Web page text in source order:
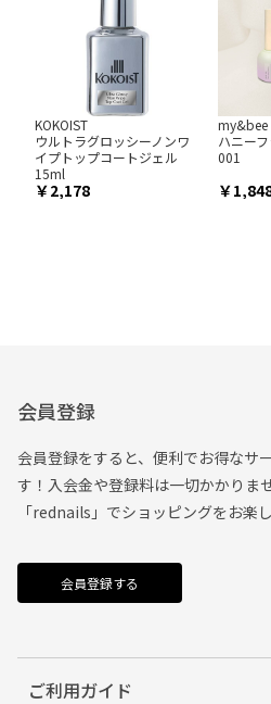
KOKOIST
ウルトラグロッシーノンワ
イプトップコートジェル
15ml
2,178
my&bee
ハニー
001
会員登録
会員登録をすると、便利でお得なサ
す！入会金や登録料は一切かかりま
「rednails」でショッピングをお楽
会員登録する
ご利用ガイド